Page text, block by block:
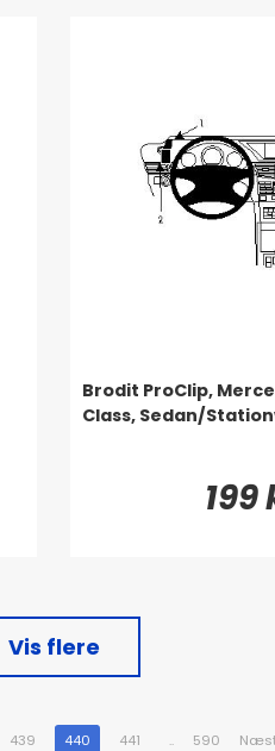
Brodit ProClip,
Class, Sedan/
199
Vis flere
439 440 441 .. 590